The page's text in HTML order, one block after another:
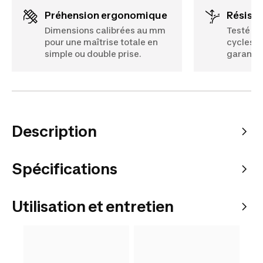
Préhension ergonomique
Dimensions calibrées au mm
pour une maîtrise totale en
simple ou double prise.
Testé
cycles :
garantie
Description
Spécifications
Utilisation et entretien